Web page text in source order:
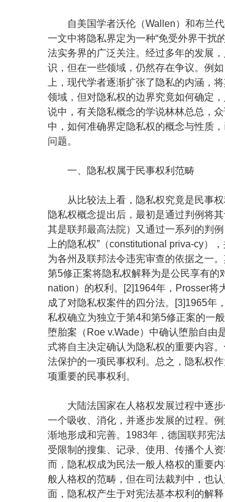
自美国学者沃伦（Wallen）和布兰代
一文中将隐私界定为一种“免受外界干扰
法实务界的广泛关注。经过多年的发展
识，但在一些领域，仍然存在争议。例
上，现代学者逐渐扩张了隐私的内涵，
领域，但对隐私权的边界究竟如何确定
说中，有关隐私概念的学说林林总总，
中，如何准确界定隐私权的概念与性质
问题。
一、隐私权属于民事权利范畴
从比较法上看，隐私权究竟是民事权
隐私权概念提出后，最初是通过判例将
其是联邦最高法院）又通过一系列的判
上的隐私权”（constitutional priva-cy）
为各州及联邦法令违宪审查的依据之一
第5修正案将隐私权解释为是公民享有
nation）的权利。[2]1964年，Prosser将
成了对隐私权案件的四分法。[3]1965年
私权确立为独立于第4和第5修正案的一
堕胎案（Roe v.Wade）中确认堕胎自由
式将自主决定确认为隐私权的重要内容
法保护的一项民事权利。总之，隐私权
项重要的民事权利。
大陆法国家在人格权发展过程中逐步
一个吸收、消化，并逐步发展的过程。
渐地形成和完善。1983年，德国联邦宪
受限制的搜集、记录、使用、传播个人
而，隐私权成为民法一般人格权的重要
般人格权的范畴，但在司法裁判中，也
面，隐私权产生于对宪法基本权利的解